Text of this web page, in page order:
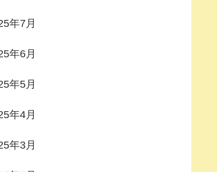
年7月
年6月
年5月
年4月
年3月